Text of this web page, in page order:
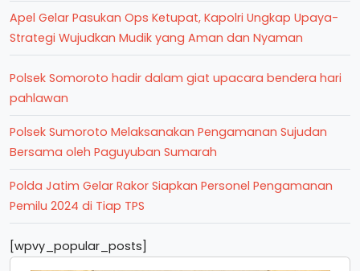
Apel Gelar Pasukan Ops Ketupat, Kapolri Ungkap Upaya-
Strategi Wujudkan Mudik yang Aman dan Nyaman
Polsek Somoroto hadir dalam giat upacara bendera hari
pahlawan
Polsek Sumoroto Melaksanakan Pengamanan Sujudan
Bersama oleh Paguyuban Sumarah
Polda Jatim Gelar Rakor Siapkan Personel Pengamanan
Pemilu 2024 di Tiap TPS
[wpvy_popular_posts]